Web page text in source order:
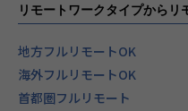
リモートワークタイプからリ
地方フルリモートOK
海外フルリモートOK
首都圏フルリモート